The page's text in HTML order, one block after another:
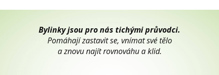
Bylinky jsou pro nás tichými průvodci.
Pomáhají zastavit se, vnímat své tělo
a znovu najít rovnováhu a klid.